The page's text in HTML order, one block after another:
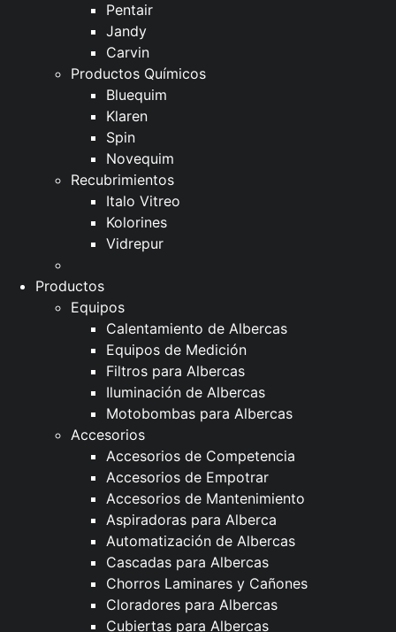
Pentair
Jandy
Carvin
Productos Químicos
Bluequim
Klaren
Spin
Novequim
Recubrimientos
Italo Vitreo
Kolorines
Vidrepur
Productos
Equipos
Calentamiento de Albercas
Equipos de Medición
Filtros para Albercas
Iluminación de Albercas
Motobombas para Albercas
Accesorios
Accesorios de Competencia
Accesorios de Empotrar
Accesorios de Mantenimiento
Aspiradoras para Alberca
Automatización de Albercas
Cascadas para Albercas
Chorros Laminares y Cañones
Cloradores para Albercas
Cubiertas para Albercas